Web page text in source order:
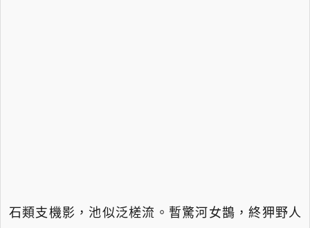
石類支機影，池似泛槎流。暫驚河女鵲，終狎野人